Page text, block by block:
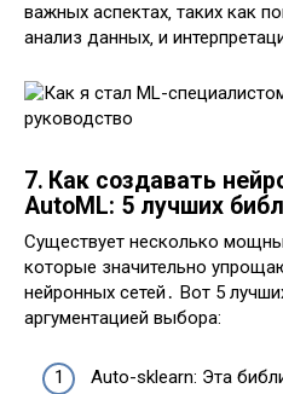
важных аспектах‚ таких как
анализ данных‚ и
7․ Как создавать
AutoML: 5 лучших
Существует несколько
которые значительно
нейронных сетей․ Вот 5
аргументацией выбора:
Auto-sklearn: Эта